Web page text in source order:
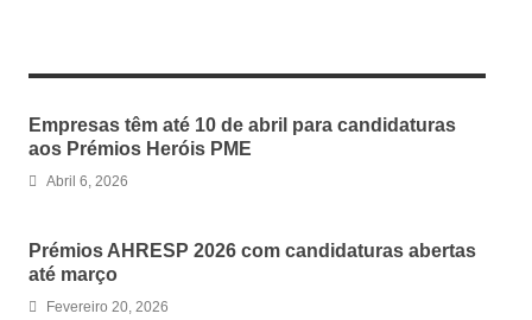
Empresas têm até 10 de abril para candidaturas
aos Prémios Heróis PME
Abril 6, 2026
Prémios AHRESP 2026 com candidaturas abertas
até março
Fevereiro 20, 2026